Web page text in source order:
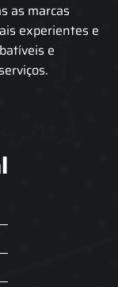
as marcas
experientes e
e